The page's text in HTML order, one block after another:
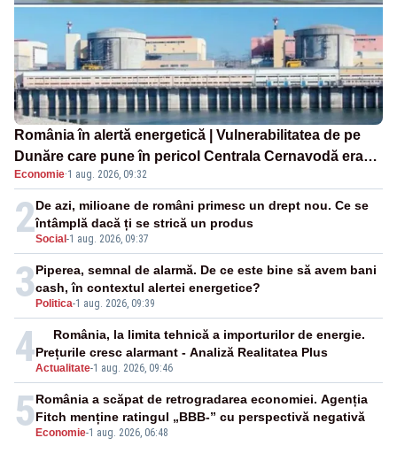
România în alertă energetică | Vulnerabilitatea de pe
Dunăre care pune în pericol Centrala Cernavodă era
cunoscută de pe vremea lui Ceaușescu
Economie·1 aug. 2026, 09:32
2Social -1 aug. 2026, 09:37
De azi, milioane de români primesc un drept nou. Ce se
întâmplă dacă ți se strică un produs
3 Politica-1 aug. 2026, 09:39
Piperea, semnal de alarmă. De ce este bine să avem bani
cash, în contextul alertei energetice?
4Actualitate-1 aug. 2026, 09:46
România, la limita tehnică a importurilor de energie.
Prețurile cresc alarmant - Analiză Realitatea Plus
5 Economie-1 aug. 2026, 06:48
România a scăpat de retrogradarea economiei. Agenția
Fitch menține ratingul „BBB-” cu perspectivă negativă